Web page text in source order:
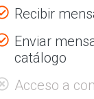
Recibir
Enviar
catálogo
Acceso a